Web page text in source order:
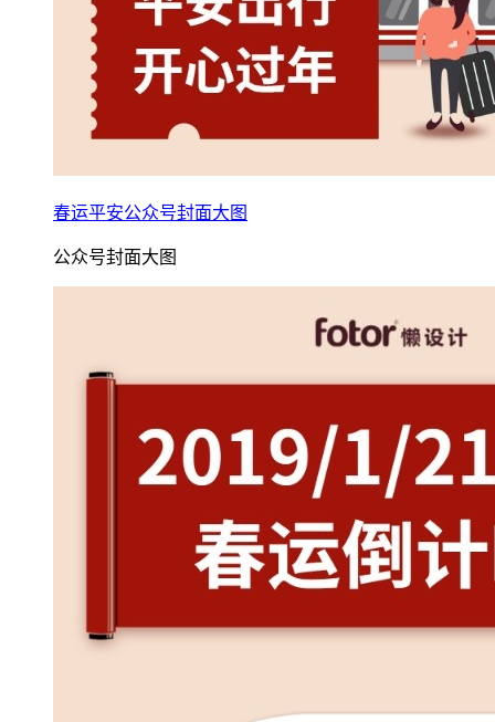
春运平安公众号封面大图
公众号封面大图